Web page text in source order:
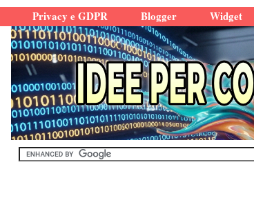
Privacy e GDPR Blogger Widget